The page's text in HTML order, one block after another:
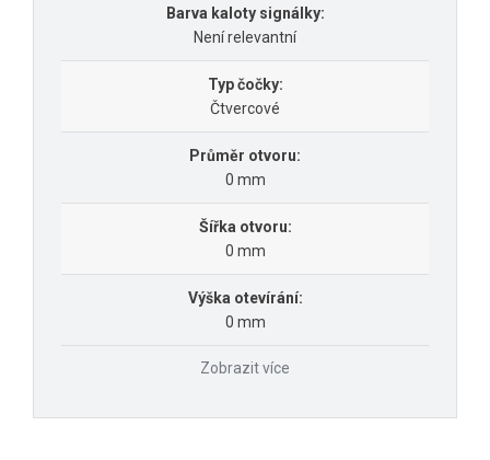
Barva kaloty signálky:
Není relevantní
Typ čočky:
Čtvercové
Průměr otvoru:
0 mm
Šířka otvoru:
0 mm
Výška otevírání:
0 mm
Zobrazit více